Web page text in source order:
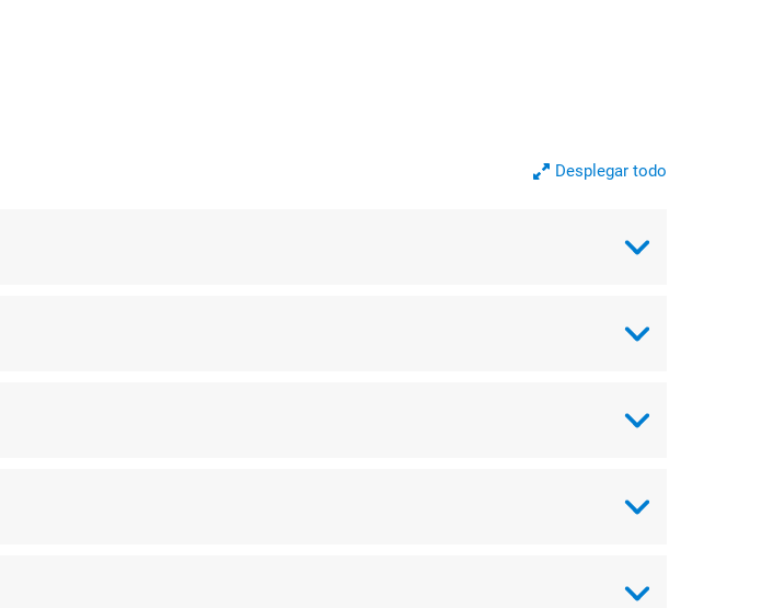
Desplegar todo